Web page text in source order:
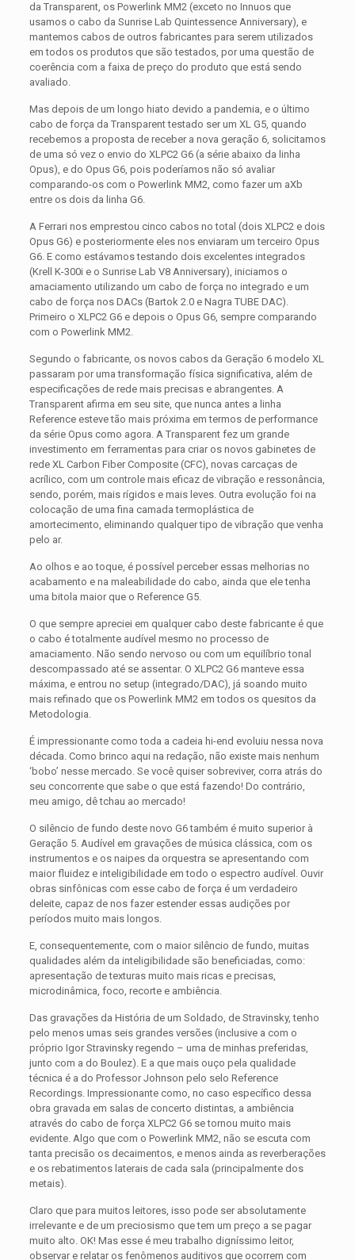
da Transparent, os Powerlink MM2 (exceto no Innuos que
usamos o cabo da Sunrise Lab Quintessence Anniversary), e
mantemos cabos de outros fabricantes para serem utilizados
em todos os produtos que são testados, por uma questão de
coerência com a faixa de preço do produto que está sendo
avaliado.
Mas depois de um longo hiato devido a pandemia, e o último
cabo de força da Transparent testado ser um XL G5, quando
recebemos a proposta de receber a nova geração 6, solicitamos
de uma só vez o envio do XLPC2 G6 (a série abaixo da linha
Opus), e do Opus G6, pois poderíamos não só avaliar
comparando-os com o Powerlink MM2, como fazer um aXb
entre os dois da linha G6.
A Ferrari nos emprestou cinco cabos no total (dois XLPC2 e dois
Opus G6) e posteriormente eles nos enviaram um terceiro Opus
G6. E como estávamos testando dois excelentes integrados
(Krell K-300i e o Sunrise Lab V8 Anniversary), iniciamos o
amaciamento utilizando um cabo de força no integrado e um
cabo de força nos DACs (Bartok 2.0 e Nagra TUBE DAC).
Primeiro o XLPC2 G6 e depois o Opus G6, sempre comparando
com o Powerlink MM2.
Segundo o fabricante, os novos cabos da Geração 6 modelo XL
passaram por uma transformação física significativa, além de
especificações de rede mais precisas e abrangentes. A
Transparent afirma em seu site, que nunca antes a linha
Reference esteve tão mais próxima em termos de performance
da série Opus como agora. A Transparent fez um grande
investimento em ferramentas para criar os novos gabinetes de
rede XL Carbon Fiber Composite (CFC), novas carcaças de
acrílico, com um controle mais eficaz de vibração e ressonância,
sendo, porém, mais rígidos e mais leves. Outra evolução foi na
colocação de uma fina camada termoplástica de
amortecimento, eliminando qualquer tipo de vibração que venha
pelo ar.
Ao olhos e ao toque, é possível perceber essas melhorias no
acabamento e na maleabilidade do cabo, ainda que ele tenha
uma bitola maior que o Reference G5.
O que sempre apreciei em qualquer cabo deste fabricante é que
o cabo é totalmente audível mesmo no processo de
amaciamento. Não sendo nervoso ou com um equilíbrio tonal
descompassado até se assentar. O XLPC2 G6 manteve essa
máxima, e entrou no setup (integrado/DAC), já soando muito
mais refinado que os Powerlink MM2 em todos os quesitos da
Metodologia.
É impressionante como toda a cadeia hi-end evoluiu nessa nova
década. Como brinco aqui na redação, não existe mais nenhum
‘bobo’ nesse mercado. Se você quiser sobreviver, corra atrás do
seu concorrente que sabe o que está fazendo! Do contrário,
meu amigo, dê tchau ao mercado!
O silêncio de fundo deste novo G6 também é muito superior à
Geração 5. Audível em gravações de música clássica, com os
instrumentos e os naipes da orquestra se apresentando com
maior fluidez e inteligibilidade em todo o espectro audível. Ouvir
obras sinfônicas com esse cabo de força é um verdadeiro
deleite, capaz de nos fazer estender essas audições por
períodos muito mais longos.
E, consequentemente, com o maior silêncio de fundo, muitas
qualidades além da inteligibilidade são beneficiadas, como:
apresentação de texturas muito mais ricas e precisas,
microdinâmica, foco, recorte e ambiência.
Das gravações da História de um Soldado, de Stravinsky, tenho
pelo menos umas seis grandes versões (inclusive a com o
próprio Igor Stravinsky regendo – uma de minhas preferidas,
junto com a do Boulez). E a que mais ouço pela qualidade
técnica é a do Professor Johnson pelo selo Reference
Recordings. Impressionante como, no caso específico dessa
obra gravada em salas de concerto distintas, a ambiência
através do cabo de força XLPC2 G6 se tornou muito mais
evidente. Algo que com o Powerlink MM2, não se escuta com
tanta precisão os decaimentos, e menos ainda as reverberações
e os rebatimentos laterais de cada sala (principalmente dos
metais).
Claro que para muitos leitores, isso pode ser absolutamente
irrelevante e de um preciosismo que tem um preço a se pagar
muito alto. OK! Mas esse é meu trabalho digníssimo leitor,
observar e relatar os fenômenos auditivos que ocorrem com